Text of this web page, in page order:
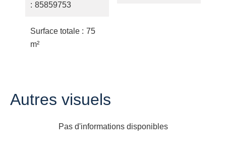
85859753
Surface totale
75
m²
Autres visuels
Pas d'informations disponibles